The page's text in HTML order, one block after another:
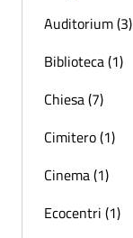
Auditorium (3)
Biblioteca (1)
Chiesa (7)
Cimitero (1)
Cinema (1)
Ecocentri (1)